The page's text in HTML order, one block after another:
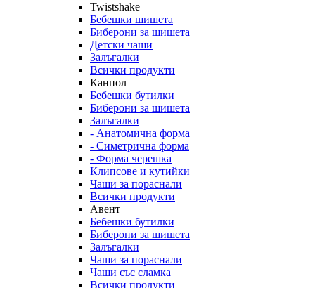
Twistshake
Бебешки шишета
Биберони за шишета
Детски чаши
Залъгалки
Всички продукти
Канпол
Бебешки бутилки
Биберони за шишета
Залъгалки
- Анатомична форма
- Симетрична форма
- Форма черешка
Клипсове и кутийки
Чаши за пораснали
Всички продукти
Авент
Бебешки бутилки
Биберони за шишета
Залъгалки
Чаши за пораснали
Чаши със сламка
Всички продукти